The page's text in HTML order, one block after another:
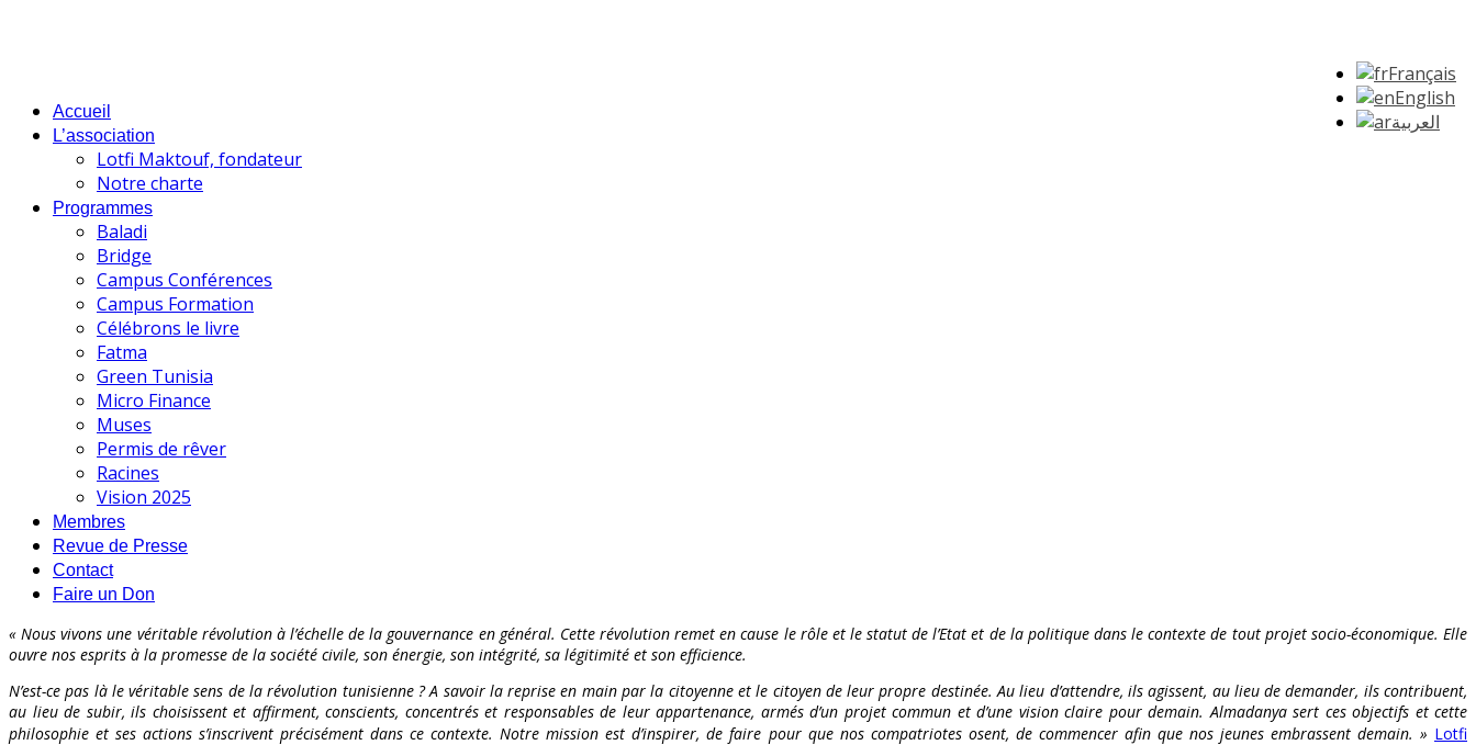
Français
English
العربية
Accueil
L’association
Lotfi Maktouf, fondateur
Notre charte
Programmes
Baladi
Bridge
Campus Conférences
Campus Formation
Célébrons le livre
Fatma
Green Tunisia
Micro Finance
Muses
Permis de rêver
Racines
Vision 2025
Membres
Revue de Presse
Contact
Faire un Don
« Nous vivons une véritable révolution à l’échelle de la gouvernance en général. Cette révolution remet en cause le rôle et le statut de l’Etat et de la politique dans le contexte de tout projet socio-économique. Elle
ouvre nos esprits à la promesse de la société civile, son énergie, son intégrité, sa légitimité et son efficience.
N’est-ce pas là le véritable sens de la révolution tunisienne ? A savoir la reprise en main par la citoyenne et le citoyen de leur propre destinée. Au lieu d’attendre, ils agissent, au lieu de demander, ils contribuent,
au lieu de subir, ils choisissent et affirment, conscients, concentrés et responsables de leur appartenance, armés d’un projet commun et d’une vision claire pour demain. Almadanya sert ces objectifs et cette
philosophie et ses actions s’inscrivent précisément dans ce contexte. Notre mission est d’inspirer, de faire pour que nos compatriotes osent, de commencer afin que nos jeunes embrassent demain. » Lotfi